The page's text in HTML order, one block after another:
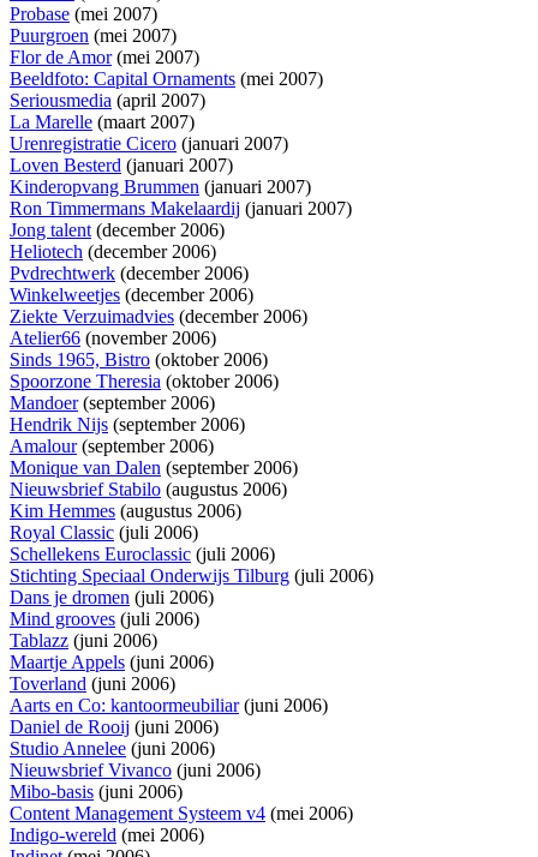
Probase (mei 2007)
Puurgroen (mei 2007)
Flor de Amor(mei 2007)
Beeldfoto: Capital Ornaments (mei 2007)
Seriousmedia (april 2007)
La Marelle (maart 2007)
Urenregistratie Cicero (januari 2007)
Loven Besterd (januari 2007)
Kinderopvang Brummen (januari 2007)
Ron Timmermans Makelaardij (januari 2007)
Jong talent(december 2006)
Heliotech (december 2006)
Pvdrechtwerk (december 2006)
Winkelweetjes (december 2006)
Ziekte Verzuimadvies (december 2006)
Atelier66 (november 2006)
Sinds 1965, Bistro (oktober 2006)
Spoorzone Theresia (oktober 2006)
Mandoer(september 2006)
Hendrik Nijs (september 2006)
Amalour(september 2006)
Monique van Dalen (september 2006)
Nieuwsbrief Stabilo (augustus 2006)
Kim Hemmes (augustus 2006)
Royal Classic (juli 2006)
Schellekens Euroclassic (juli 2006)
Stichting Speciaal Onderwijs Tilburg (juli 2006)
Dans je dromen (juli 2006)
Mind grooves (juli 2006)
Tablazz (juni 2006)
Maartje Appels (juni 2006)
Toverland (juni 2006)
Aarts en Co: kantoormeubiliar(juni 2006)
Daniel de Rooij (juni 2006)
Studio Annelee (juni 2006)
Nieuwsbrief Vivanco (juni 2006)
Mibo-basis (juni 2006)
Content Management Systeem v4 (mei 2006)
Indigo-wereld (mei 2006)